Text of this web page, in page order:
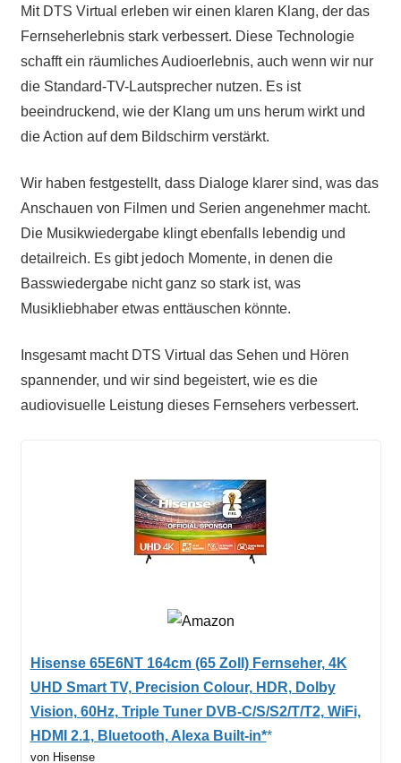
Mit DTS Virtual erleben wir einen klaren Klang, der das
Fernseherlebnis stark verbessert. Diese Technologie
schafft ein räumliches Audioerlebnis, auch wenn wir nur
die Standard-TV-Lautsprecher nutzen. Es ist
beeindruckend, wie der Klang um uns herum wirkt und
die Action auf dem Bildschirm verstärkt.
Wir haben festgestellt, dass Dialoge klarer sind, was das
Anschauen von Filmen und Serien angenehmer macht.
Die Musikwiedergabe klingt ebenfalls lebendig und
detailreich. Es gibt jedoch Momente, in denen die
Basswiedergabe nicht ganz so stark ist, was
Musikliebhaber etwas enttäuschen könnte.
Insgesamt macht DTS Virtual das Sehen und Hören
spannender, und wir sind begeistert, wie es die
audiovisuelle Leistung dieses Fernsehers verbessert.
Hisense 65E6NT 164cm (65 Zoll) Fernseher, 4K
UHD Smart TV, Precision Colour, HDR, Dolby
Vision, 60Hz, Triple Tuner DVB-C/S/S2/T/T2, WiFi,
HDMI 2.1, Bluetooth, Alexa Built-in*
von Hisense